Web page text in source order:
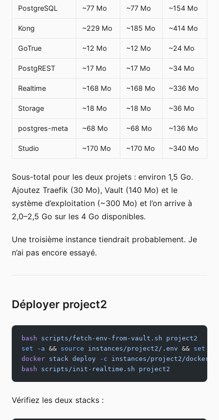
PostgreSQL ~77 Mo ~77 Mo ~154 Mo
Kong ~229 Mo ~185 Mo ~414 Mo
GoTrue ~12 Mo ~12 Mo ~24 Mo
PostgREST ~17 Mo ~17 Mo ~34 Mo
Realtime ~168 Mo ~168 Mo ~336 Mo
Storage ~18 Mo ~18 Mo ~36 Mo
postgres-meta ~68 Mo ~68 Mo ~136 Mo
Studio ~170 Mo ~170 Mo ~340 Mo
Sous-total pour les deux projets : environ 1,5 Go.
Ajoutez Traefik (30 Mo), Vault (140 Mo) et le
système d’exploitation (~300 Mo) et l’on arrive à
2,0–2,5 Go sur les 4 Go disponibles.
Une troisième instance tiendrait probablement. Je
n’ai pas encore essayé.
Déployer project2
bash scripts/fetch-env-from-vault.sh project2
set -a && source instances/project2/.env && set
docker stack deploy -c instances/project2/docker-
bash scripts/init-realtime.sh project2
Vérifiez les deux stacks :